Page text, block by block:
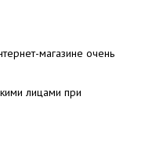
магазине очень
лицами при